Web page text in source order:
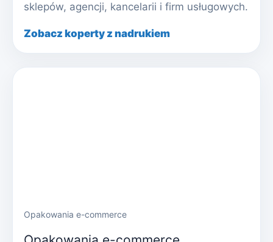
sklepów, agencji, kancelarii i firm usługowych.
Zobacz koperty z nadrukiem
Opakowania e-commerce